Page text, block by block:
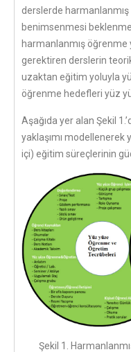
derslerde harmanlanmış
benimsenmesi
harmanlanmış öğrenme
gerektiren derslerin
uzaktan eğitim yoluyla
öğrenme hedefleri yüz
Aşağıda yer alan Şekil
yaklaşımı
içi) eğitim süreçlerinin
Şekil 1.